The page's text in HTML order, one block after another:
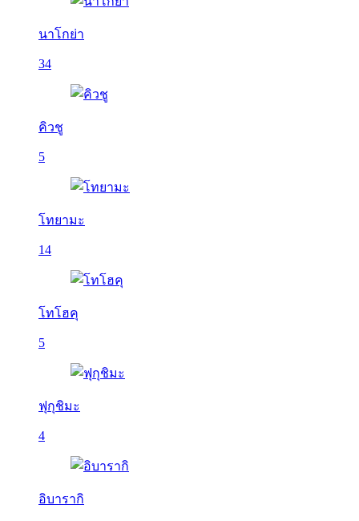
นาโกย่า
34
คิวชู
5
โทยามะ
14
โทโฮคุ
5
ฟุกุชิมะ
4
อิบารากิ